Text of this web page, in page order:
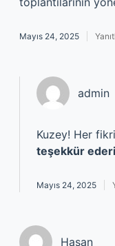
Mayıs 24, 2025
admin
Kuzey! Her
teşekkür
Mayıs 24, 2025
Hasan